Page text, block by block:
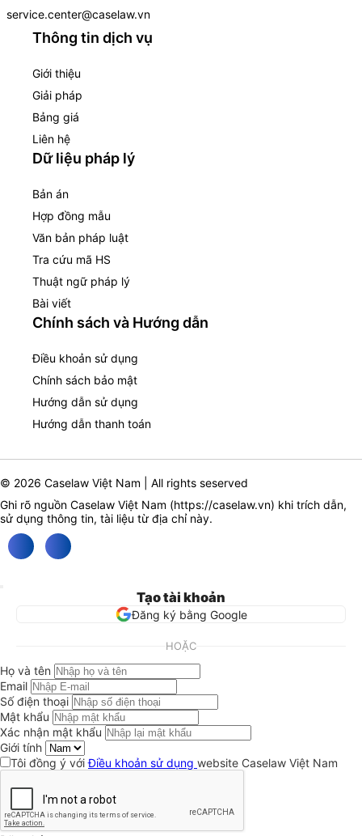
service.center@caselaw.vn
Thông tin dịch vụ
Giới thiệu
Giải pháp
Bảng giá
Liên hệ
Dữ liệu pháp lý
Bản án
Hợp đồng mẫu
Văn bản pháp luật
Tra cứu mã HS
Thuật ngữ pháp lý
Bài viết
Chính sách và Hướng dẫn
Điều khoản sử dụng
Chính sách bảo mật
Hướng dẫn sử dụng
Hướng dẫn thanh toán
© 2026 Caselaw Việt Nam | All rights seserved
Ghi rõ nguồn Caselaw Việt Nam (https://caselaw.vn) khi trích dẫn,
sử dụng thông tin, tài liệu từ địa chỉ này.
Tạo tài khoản
Đăng ký bằng Google
HOẶC
Họ và tên
Email
Số điện thoại
Mật khẩu
Xác nhận mật khẩu
Giới tính
Tôi đồng ý vớiĐiều khoản sử dụng website Caselaw Việt Nam